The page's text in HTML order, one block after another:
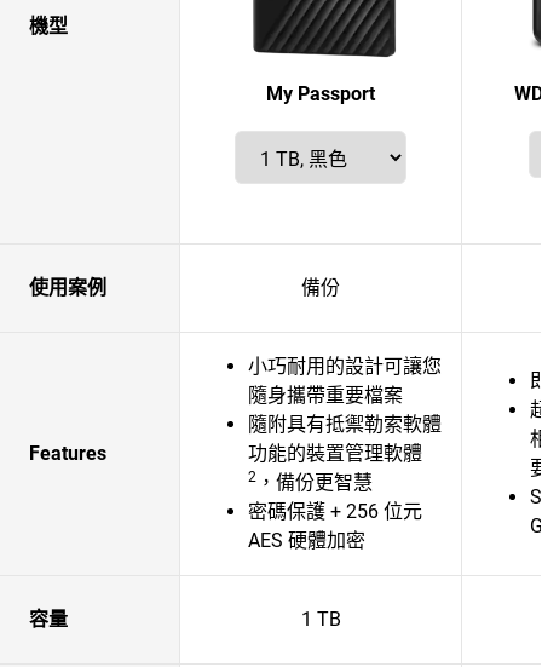
機型
My Passport
使用案例 備份
Features
小巧耐用的設計可讓您
隨身攜帶重要檔案
隨附具有抵禦勒索軟體
功能的裝置管理軟體
2 ，備份更智慧
密碼保護 + 256 位元
AES 硬體加密
容量 1 TB